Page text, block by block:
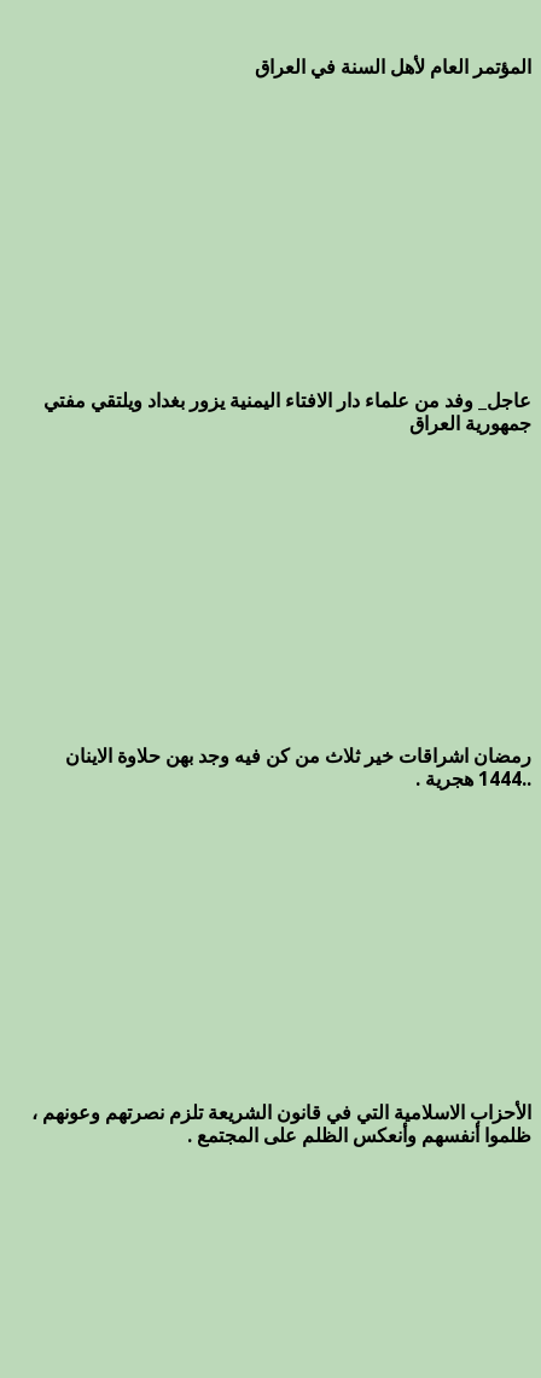
المؤتمر العام لأهل السنة في العراق
عاجل_ وفد من علماء دار الافتاء اليمنية يزور بغداد ويلتقي مفتي
جمهورية العراق
رمضان اشراقات خير ثلاث من كن فيه وجد بهن حلاوة الاينان
..1444 هجرية .
الأحزاب الاسلامية التي في قانون الشريعة تلزم نصرتهم وعونهم ،
ظلموا أنفسهم وأنعكس الظلم على المجتمع .